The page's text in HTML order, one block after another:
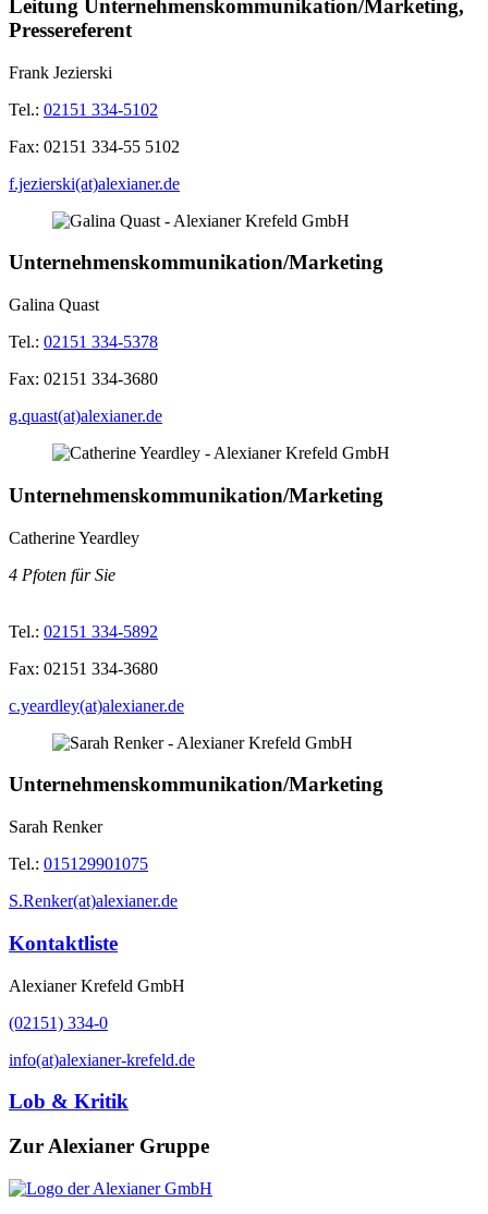
Leitung Unternehmenskommunikation/Marketing,
Pressereferent
Frank Jezierski
Tel.: 02151 334-5102
Fax: 02151 334-55 5102
f.jezierski(at)alexianer.de
Unternehmenskommunikation/Marketing
Galina Quast
Tel.: 02151 334-5378
Fax: 02151 334-3680
g.quast(at)alexianer.de
Unternehmenskommunikation/Marketing
Catherine Yeardley
4 Pfoten für Sie
Tel.: 02151 334-5892
Fax: 02151 334-3680
c.yeardley(at)alexianer.de
Unternehmenskommunikation/Marketing
Sarah Renker
Tel.: 015129901075
S.Renker(at)alexianer.de
Kontaktliste
Alexianer Krefeld GmbH
(02151) 334-0
info(at)alexianer-krefeld.de
Lob & Kritik
Zur Alexianer Gruppe